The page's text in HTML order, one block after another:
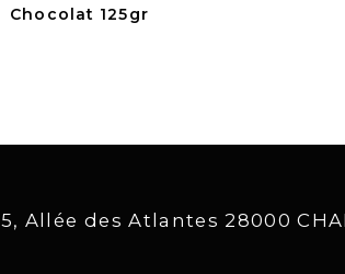
Chocolat 125gr
5, Allée des Atlantes 28000